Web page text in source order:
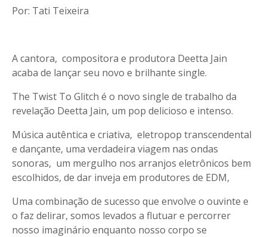
Por: Tati Teixeira
A cantora, compositora e produtora Deetta Jain
acaba de lançar seu novo e brilhante single.
The Twist To Glitch é o novo single de trabalho da
revelação Deetta Jain, um pop delicioso e intenso.
Música autêntica e criativa, eletropop transcendental
e dançante, uma verdadeira viagem nas ondas
sonoras, um mergulho nos arranjos eletrônicos bem
escolhidos, de dar inveja em produtores de EDM,
Uma combinação de sucesso que envolve o ouvinte e
o faz delirar, somos levados a flutuar e percorrer
nosso imaginário enquanto nosso corpo se